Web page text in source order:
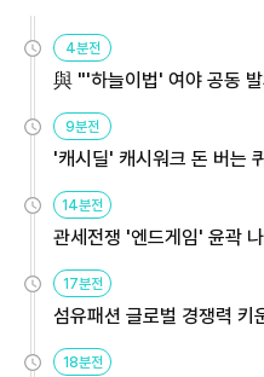
4분전
與 "'하늘이법' 여야 공동
9분전
'캐시딜' 캐시워크 돈 버는
14분전
관세전쟁 '엔드게임' 윤곽
17분전
섬유패션 글로벌 경쟁력
18분전